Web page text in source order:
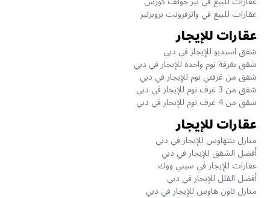
عقارات للبيع في واترفرونت بروبرتيز
عقارات للإيجار
شقق استديو للإيجار في دبي
شقق بغرفة نوم واحدة للإيجار في دبي
شقق من غرفتي نوم للإيجار في دبي
شقق من 3 غرف نوم للإيجار في دبي
شقق من 4 غرف نوم للإيجار في دبي
عقارات للإيجار
منازل بنتهاوس للإيجار في دبي
أفضل الشقق للإيجار في دبي
عقارات للإيجار في سيتي ووك
أفضل الفلل للإيجار في دبي
منازل تاون هاوس للإيجار في دبي